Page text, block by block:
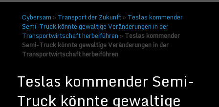
Cybersam » Transport der Zukunft» Teslas kommender
Semi-Truck könnte gewaltige Veränderungen in der
Transportwirtschaft herbeiführen » Teslas kommender
Semi-Truck könnte gewaltige Veränderungen in der
Transportwirtschaft herbeiführen